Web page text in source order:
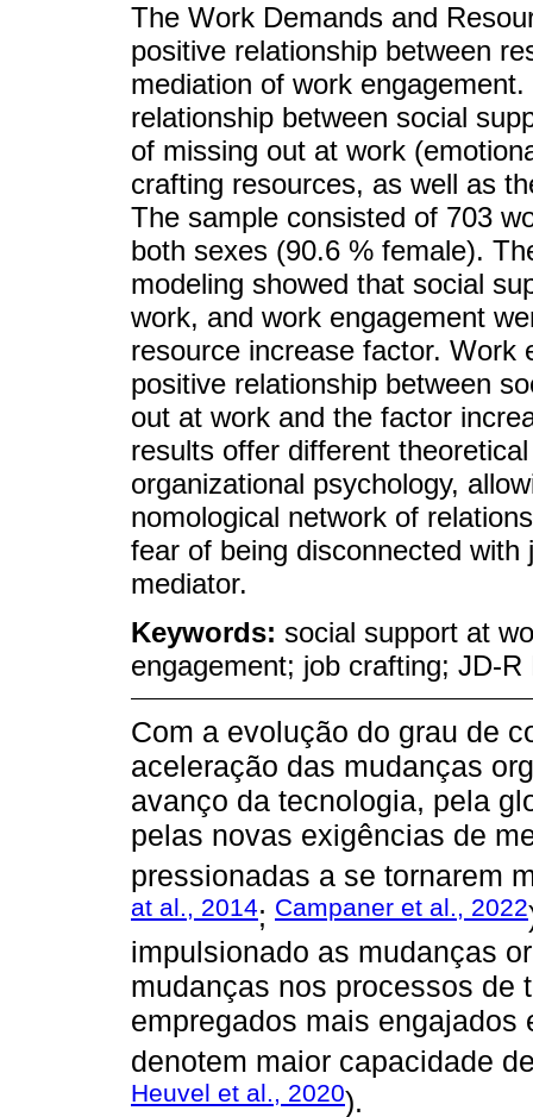
The Work Demands and
positive relationship between
mediation of work
relationship between social
of missing out at work
crafting resources, as well as
The sample consisted of 703
both sexes (90.6 % female).
modeling showed that social
work, and work engagement
resource increase factor. Work
positive relationship between
out at work and the factor
results offer different
organizational psychology,
nomological network of
fear of being disconnected
mediator.
Keywords: social support at
engagement; job crafting; JD-R
Com a evolução do grau de
aceleração das mudanças
avanço da tecnologia, pela
pelas novas exigências de
pressionadas a se tornarem
at al., 2014; Campaner et al., 2022
impulsionado as mudanças
mudanças nos processos de
empregados mais
denotem maior capacidade
Heuvel et al., 2020).